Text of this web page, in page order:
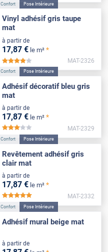
Confort Pose Intérieure
Vinyl adhésif gris taupe
mat
à partir de
17,87 € le m² *
*****
MAT-2326
Confort Pose Intérieure
Adhésif décoratif bleu gris
mat
à partir de
17,87 € le m² *
*****
MAT-2329
Confort Pose Intérieure
Revêtement adhésif gris
clair mat
à partir de
17,87 € le m² *
MAT-2332
Confort Pose Intérieure
Adhésif mural beige mat
à partir de